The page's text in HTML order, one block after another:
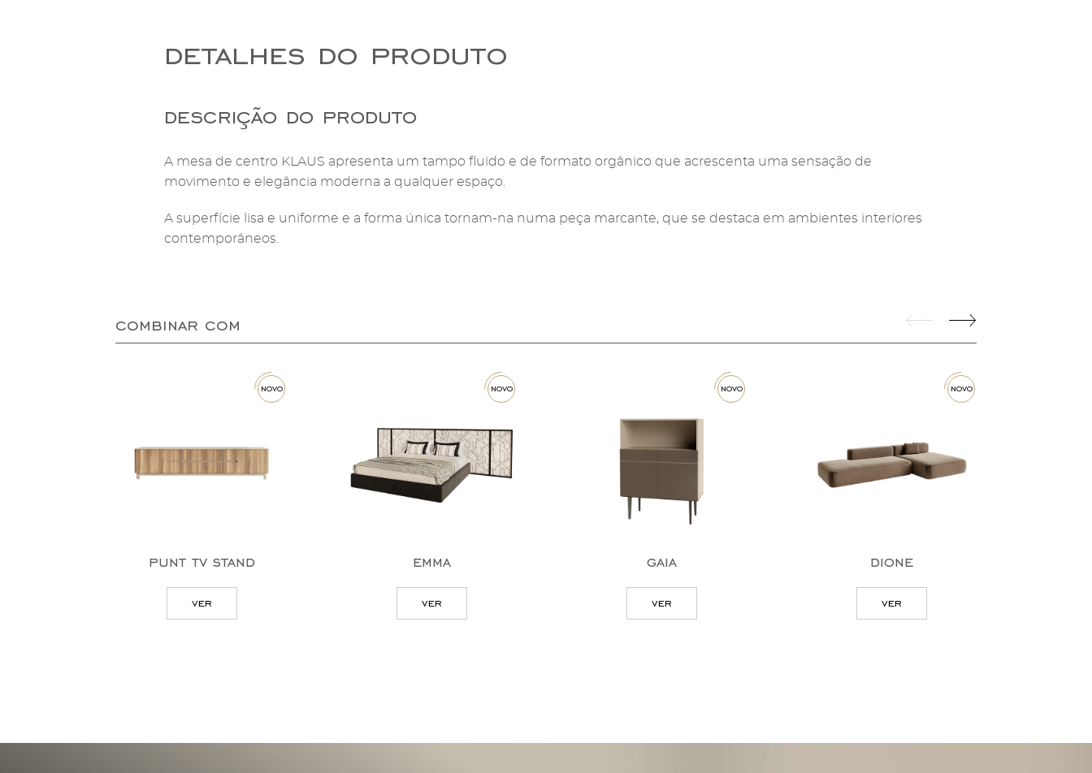
detalhes do produto
descrição do produto
A mesa de centro KLAUS apresenta um tampo fluido e de formato orgânico que acrescenta uma sensação de
movimento e elegância moderna a qualquer espaço.
A superfície lisa e uniforme e a forma única tornam-na numa peça marcante, que se destaca em ambientes interiores
contemporâneos.
combinar com
novo
punt tv stand
ver
novo
emma
ver
novo
gaia
ver
novo
dione
ver